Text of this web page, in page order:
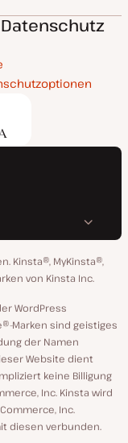
Kinsta®, MyKinsta®,
von Kinsta Inc.
WordPress
Marken sind geistiges
der Namen
Website dient
keine Billigung
Inc. Kinsta wird
Inc.
diesen verbunden.